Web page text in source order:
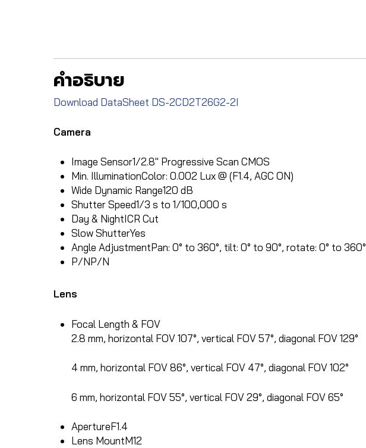
คำอธิบาย
Download DataSheet DS-2CD2T26G2-2I
Camera
Image Sensor1/2.8″ Progressive Scan CMOS
Min. IlluminationColor: 0.002 Lux @ (F1.4, AGC ON)
Wide Dynamic Range120 dB
Shutter Speed1/3 s to 1/100,000 s
Day & NightICR Cut
Slow ShutterYes
Angle AdjustmentPan: 0° to 360°, tilt: 0° to 90°, rotate: 0° to 360°
P/NP/N
Lens
Focal Length & FOV
2.8 mm, horizontal FOV 107°, vertical FOV 57°, diagonal FOV 129°
4 mm, horizontal FOV 86°, vertical FOV 47°, diagonal FOV 102°
6 mm, horizontal FOV 55°, vertical FOV 29°, diagonal FOV 65°
ApertureF1.4
Lens MountM12